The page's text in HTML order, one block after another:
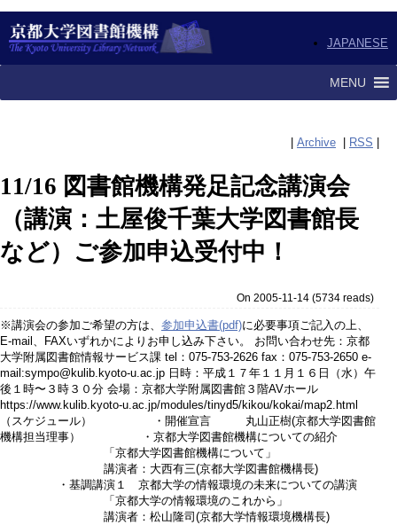
JAPANESE
MENU
Archive RSS
11/16 図書館機構発足記念講演会
（講演：土屋俊千葉大学図書館長
など）ご参加申込受付中！
On 2005-11-14(5734 reads)
※講演会の参加ご希望の方は、 参加申込書(pdf)に必要事項ご記入の上、
E-mail、FAXいずれかによりお申し込み下さい。 お問い合わせ先：京都
大学附属図書館情報サービス課 tel：075-753-2626 fax：075-753-2650 e-
mail:sympo@kulib.kyoto-u.ac.jp 日時：平成１７年１１月１６日（水）午
後１時〜３時３０分 会場：京都大学附属図書館３階AVホール
https://www.kulib.kyoto-u.ac.jp/modules/tinyd5/kikou/kokai/map2.html
（スケジュール） ・開催宣言 丸山正樹(京都大学図書館
機構担当理事） ・京都大学図書館機構についての紹介
「京都大学図書館機構について」
講演者：大西有三(京都大学図書館機構長)
・基調講演１ 京都大学の情報環境の未来についての講演
「京都大学の情報環境のこれから」
講演者：松山隆司(京都大学情報環境機構長)